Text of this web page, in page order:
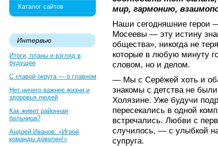
Каталог сайтов
Интервью
Итоги, планы и взгляд в
будущее
С главой округа — о главном
Нет ничего важнее жизни и
здоровья людей
Как живет районная
больница?
Андрей Иванов: «Игрой
команды доволен!»
мир, гармонию,
Наши сегодняшние герои
Мосеевы — эту истину
общества», никогда не
которые в любую минуту
словом, но и делом.
— Мы с Серёжей хоть и
знакомы с детства не
Холязине. Уже будучи
пересекались в одной
встречались. Любви с
случилось, — с улыбкой
супруга.